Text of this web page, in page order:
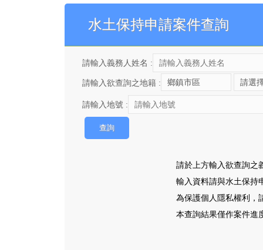
水土保持申請案件查詢
請輸入義務人姓名 :
請輸入欲查詢之地籍 :
請輸入地號 :
請於上方輸入欲查詢之
輸入資料請與水土保持
為保護個人隱私權利，
本查詢結果僅作案件進